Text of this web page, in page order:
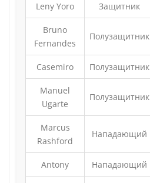
Leny Yoro Защитник
Bruno
Fernandes
Полузащитник
Casemiro Полузащитник
Manuel
Ugarte
Полузащитник
Marcus
Rashford
Нападающий
Antony Нападающий